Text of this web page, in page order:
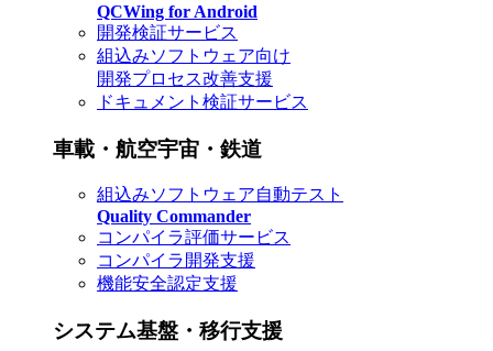
QCWing for Android
開発検証サービス
組込みソフトウェア向け
開発プロセス改善支援
ドキュメント検証サービス
車載・航空宇宙・鉄道
組込みソフトウェア自動テスト
Quality Commander
コンパイラ評価サービス
コンパイラ開発支援
機能安全認定支援
システム基盤・移行支援